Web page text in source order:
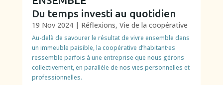
Du temps investi au quotidien
19 Nov 2024| Réflexions, Vie de la coopérative
Au-delà de savourer le résultat de vivre ensemble dans
un immeuble paisible, la coopérative d’habitant·es
ressemble parfois à une entreprise que nous gérons
collectivement, en parallèle de nos vies personnelles et
professionnelles.